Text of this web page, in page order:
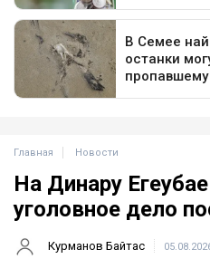
Главная Новости
На Динару
уголовное дело
Курманов Байтас